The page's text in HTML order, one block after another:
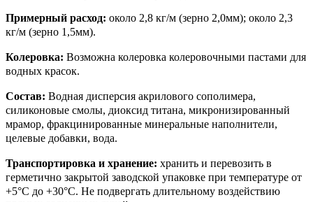
Примерный расход: около 2,8 кг/м (зерно 2,0мм); около 2,3
кг/м (зерно 1,5мм).
Колеровка: Возможна колеровка колеровочными пастами для
водных красок.
Состав: Водная дисперсия акрилового сополимера,
силиконовые смолы, диоксид титана, микронизированный
мрамор, фракцинированные минеральные наполнители,
целевые добавки, вода.
Транспортировка и хранение: хранить и перевозить в
герметично закрытой заводской упаковке при температуре от
+5°С до +30°С. Не подвергать длительному воздействию